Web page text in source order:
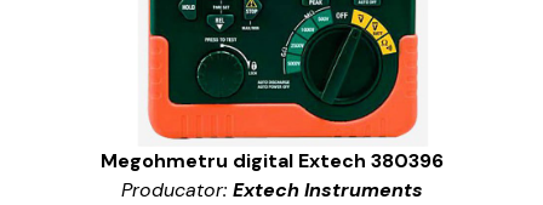
Megohmetru digital Extech 380396
Producator: Extech Instruments